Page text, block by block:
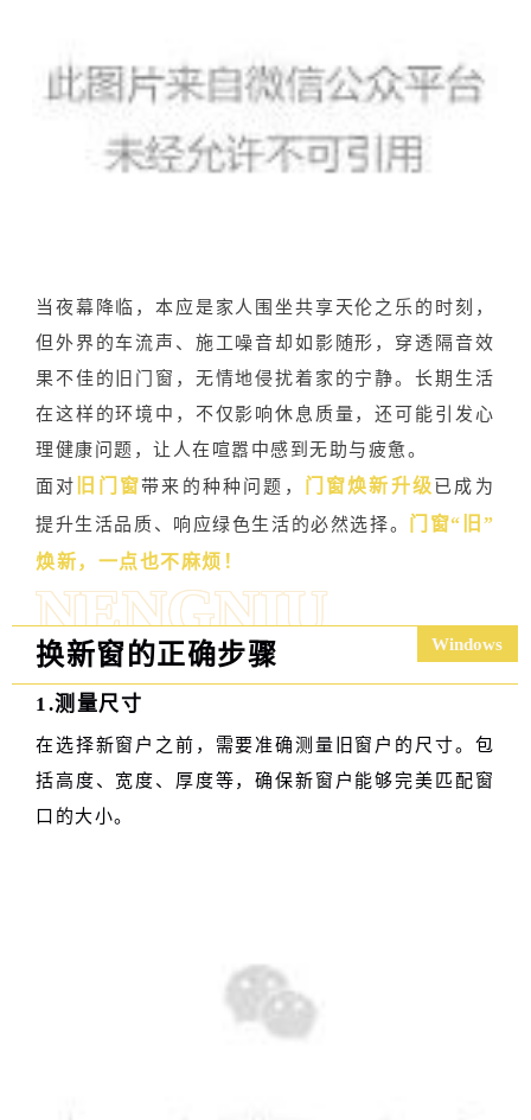
当夜幕降临，本应是家人围坐共享天伦之乐的时刻，
但外界的车流声、施工噪音却如影随形，穿透隔音效
果不佳的旧门窗，无情地侵扰着家的宁静。长期生活
在这样的环境中，不仅影响休息质量，还可能引发心
理健康问题，让人在喧嚣中感到无助与疲惫。
面对 旧门窗带来的种种问题， 门窗焕新升级 已成为
提升生活品质、响应绿色生活的必然选择。 门窗“旧”
焕新，一点也不麻烦！
NENGNIU
换新窗的正确步骤 Windows
1.测量尺寸
在选择新窗户之前，需要准确测量旧窗户的尺寸。包
括高度、宽度、厚度等，确保新窗户能够完美匹配窗
口的大小。